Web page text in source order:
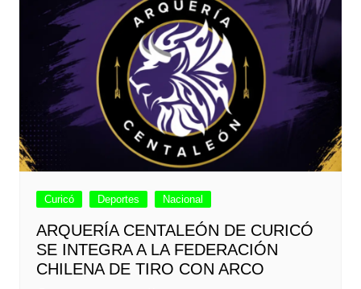
Curicó Deportes Nacional
ARQUERÍA CENTALEÓN DE CURICÓ
SE INTEGRA A LA FEDERACIÓN
CHILENA DE TIRO CON ARCO